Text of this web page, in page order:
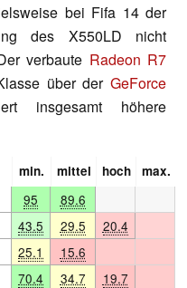
bei Fifa 14 der
des X550LD nicht
verbaute Radeon R7
über der GeForce
insgesamt höhere
min. mittel hoch
max.
95 89.6
43.5 29.5 20.4
25.1 15.6
70.4 34.7 19.7